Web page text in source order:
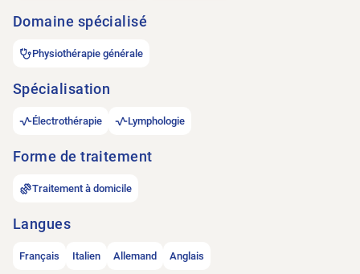
Domaine spécialisé
Physiothérapie générale
Spécialisation
Électrothérapie Lymphologie
Forme de traitement
Traitement à domicile
Langues
Français Italien Allemand Anglais